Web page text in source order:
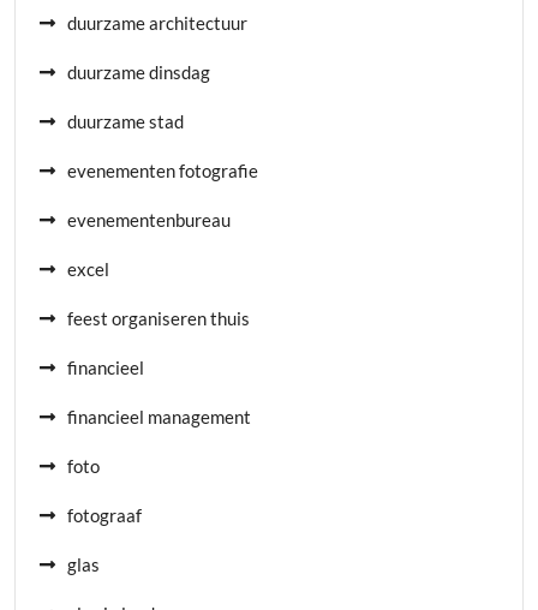
duurzame architectuur
duurzame dinsdag
duurzame stad
evenementen fotografie
evenementenbureau
excel
feest organiseren thuis
financieel
financieel management
foto
fotograaf
glas